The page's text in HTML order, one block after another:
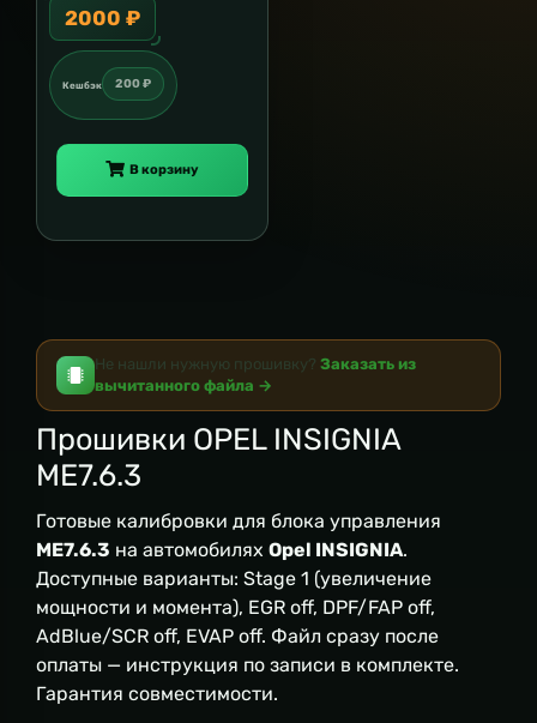
2000 ₽
Кешбэк 200 ₽
В корзину
Не нашли нужную прошивку? Заказать из
вычитанного файла →
Прошивки OPEL INSIGNIA
ME7.6.3
Готовые калибровки для блока управления
ME7.6.3 на автомобилях Opel INSIGNIA.
Доступные варианты: Stage 1 (увеличение
мощности и момента), EGR off, DPF/FAP off,
AdBlue/SCR off, EVAP off. Файл сразу после
оплаты — инструкция по записи в комплекте.
Гарантия совместимости.